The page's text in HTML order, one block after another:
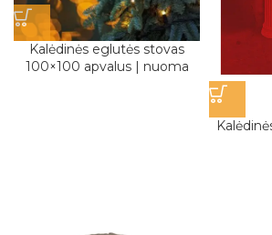
Kalėdinės eglutės stovas
100×100 apvalus | nuoma